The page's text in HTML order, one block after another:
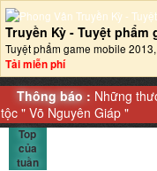
Truyền Kỳ - Tuyệt phẩm
Tuyệt phẩm game mobile
Tải miễn phí
Thông báo : Những
tộc "Võ Nguyên Giáp "
Top
của
tuần